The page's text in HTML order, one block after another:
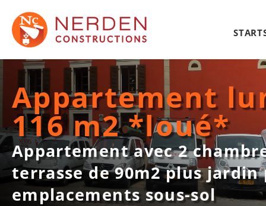
Appartement
116 m2 *loué*
Appartement avec 2
terrasse de 90m2 plus
emplacements sous-sol